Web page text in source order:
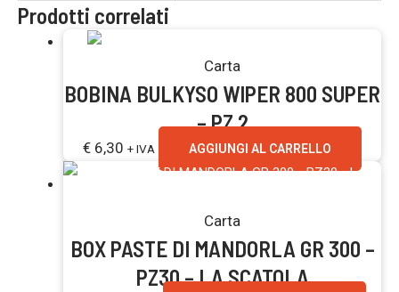
Prodotti correlati
Carta
BOBINA BULKYSO WIPER 800 SUPER
– PZ 2
€ 6,30 + IVA AGGIUNGI AL CARRELLO
Carta
BOX PASTE DI MANDORLA GR 300 –
PZ30 – LA SCATOLA